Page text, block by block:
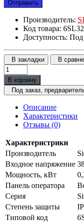
Отправить
Производитель:
Код товара:
Доступность: Под
В закладки В
В корзину
Под заказ,
Описание
Характеристики
Отзывы (0)
Характеристрики
Производитель
Входное напряжение
Мощность, кВт
Панель оператора
Серия
Степень защиты
Типовой код